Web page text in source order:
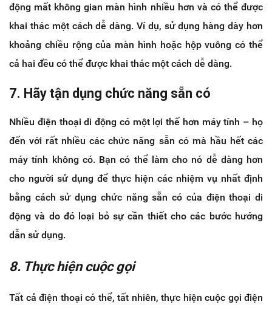
động mất không gian màn hình nhiều hơn và có thể được
khai thác một cách dễ dàng. Ví dụ, sử dụng hàng dày hơn
khoảng chiều rộng của màn hình hoặc hộp vuông có thể
cả hai đều có thể được khai thác một cách dễ dàng.
7. Hãy tận dụng chức năng sẵn có
Nhiều điện thoại di động có một lợi thế hơn máy tính – họ
đến với rất nhiều các chức năng sẵn có mà hầu hết các
máy tính không có. Bạn có thể làm cho nó dễ dàng hơn
cho người sử dụng để thực hiện các nhiệm vụ nhất định
bằng cách sử dụng chức năng sẵn có của điện thoại di
động và do đó loại bỏ sự cần thiết cho các bước hướng
dẫn sử dụng.
8. Thực hiện cuộc gọi
Tất cả điện thoại có thể, tất nhiên, thực hiện cuộc gọi điện